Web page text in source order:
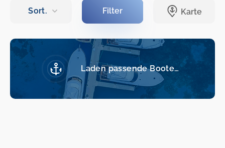
Laden passende Boote…